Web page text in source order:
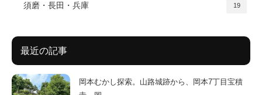
須磨・長田・兵庫 19
最近の記事
岡本むかし探索。山路城跡から、岡本7丁目宝積